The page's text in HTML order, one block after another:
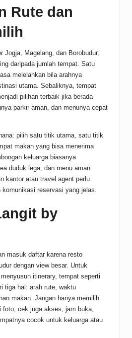
Rute dan
Jogja, Magelang, dan Borobudur,
daripada jumlah tempat. Satu
melelahkan bila arahnya
utama. Sebaliknya, tempat
pilihan terbaik jika berada
parkir aman, dan menunya cepat
pilih satu titik utama, satu titik
makan yang bisa menerima
keluarga biasanya
duduk lega, dan menu aman
kantor atau travel agent perlu
reservasi yang jelas.
by
masuk daftar karena resto
dengan view besar. Untuk
itinerary, tempat seperti
tiga hal: arah rute, waktu
makan. Jangan hanya memilih
foto; cek juga akses, jam buka,
cocok untuk keluarga atau